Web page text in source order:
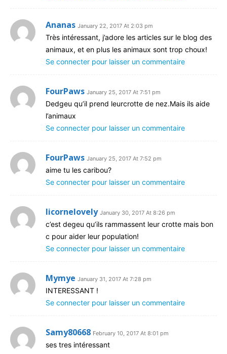
Ananas January 22, 2017 At 2:03 pm
Très intéressant, j’adore les articles sur le blog des
animaux, et en plus les animaux sont trop choux!
Se connecter pour laisser un commentaire
FourPaws January 25, 2017 At 7:51 pm
Dedgeu qu’il prend leurcrotte de nez.Mais ils aide
l’animaux
Se connecter pour laisser un commentaire
FourPaws January 25, 2017 At 7:52 pm
aime tu les caribou?
Se connecter pour laisser un commentaire
licornelovely January 30, 2017 At 8:26 pm
c’est degeu qu’ils rammassent leur crotte mais bon
c pour aider leur population!
Se connecter pour laisser un commentaire
Mymye January 31, 2017 At 7:28 pm
INTERESSANT !
Se connecter pour laisser un commentaire
Samy80668 February 10, 2017 At 8:01 pm
ses tres intéressant